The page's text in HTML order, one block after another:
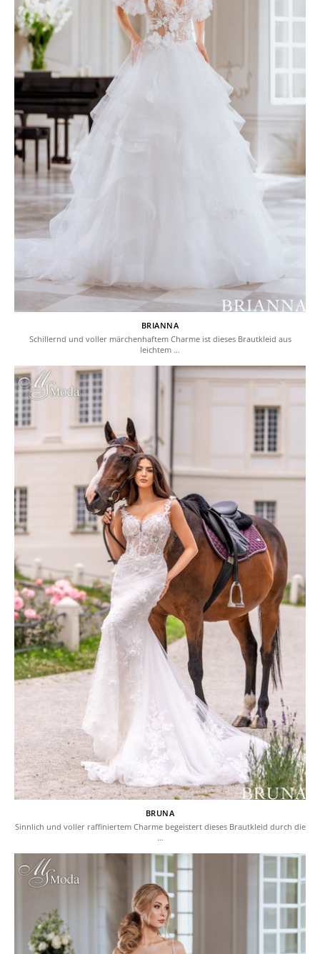
BRIANNA
Schillernd und voller märchenhaftem Charme ist dieses Brautkleid aus
leichtem …
BRUNA
Sinnlich und voller raffiniertem Charme begeistert dieses Brautkleid durch die
…